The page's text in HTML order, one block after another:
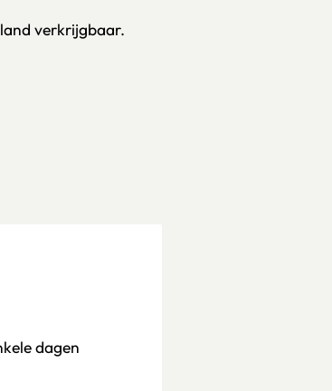
verkrijgbaar.
dagen